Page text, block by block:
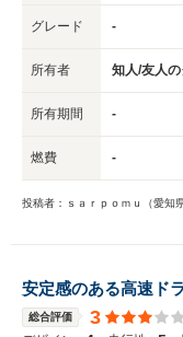
グレード -
所有者 知人/友人
所有期間 -
燃費 -
投稿者：ｓａｒｐｏｍｕ（愛知県
安定感のある高速ド
総合評価 3